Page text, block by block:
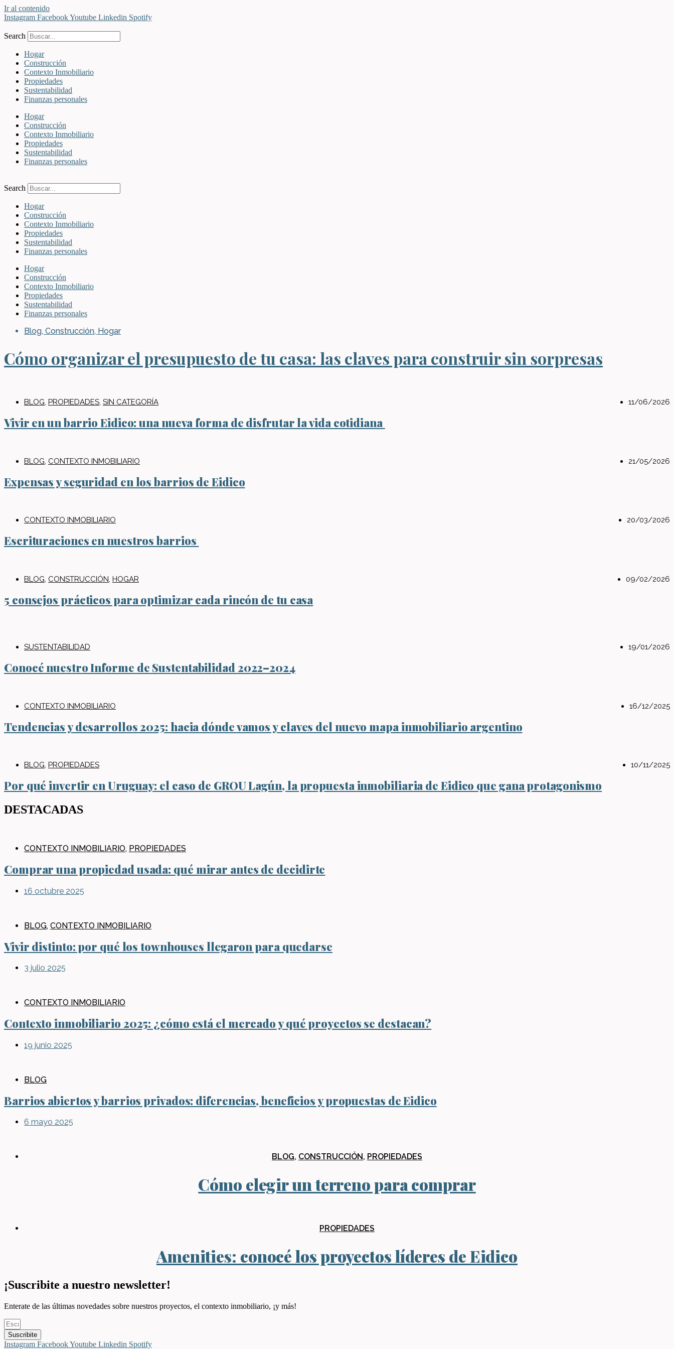
Ir al contenido
Instagram FacebookYoutube Linkedin Spotify
Search
Hogar
Construcción
Contexto Inmobiliario
Propiedades
Sustentabilidad
Finanzas personales
Hogar
Construcción
Contexto Inmobiliario
Propiedades
Sustentabilidad
Finanzas personales
Search
Hogar
Construcción
Contexto Inmobiliario
Propiedades
Sustentabilidad
Finanzas personales
Hogar
Construcción
Contexto Inmobiliario
Propiedades
Sustentabilidad
Finanzas personales
Blog, Construcción, Hogar
Cómo organizar el presupuesto de tu casa: las claves para construir sin sorpresas
BLOG, PROPIEDADES, SIN CATEGORÍA 11/06/2026
Vivir en un barrio Eidico: una nueva forma de disfrutar la vida cotidiana
BLOG CONTEXTO INMOBILIARIO 21/05/2026
Expensas y seguridad en los barrios de Eidico
CONTEXTO INMOBILIARIO 20/03/2026
Escrituraciones en nuestros barrios
BLOG CONSTRUCCIÓN HOGAR 09/02/2026
5 consejos prácticos para optimizar cada rincón de tu casa
SUSTENTABILIDAD 19/01/2026
Conocé nuestro Informe de Sustentabilidad 2022–2024
CONTEXTO INMOBILIARIO 16/12/2025
Tendencias y desarrollos 2025: hacia dónde vamos y claves del nuevo mapa inmobiliario argentino
BLOG, PROPIEDADES 10/11/2025
Por qué invertir en Uruguay: el caso de GROU Lagún, la propuesta inmobiliaria de Eidico que gana protagonismo
DESTACADAS
CONTEXTO INMOBILIARIO, PROPIEDADES
Comprar una propiedad usada: qué mirar antes de decidirte
16 octubre 2025
BLOG, CONTEXTO INMOBILIARIO
Vivir distinto: por qué los townhouses llegaron para quedarse
3 julio 2025
CONTEXTO INMOBILIARIO
Contexto inmobiliario 2025: ¿cómo está el mercado y qué proyectos se destacan?
19 junio 2025
BLOG
Barrios abiertos y barrios privados: diferencias, beneficios y propuestas de Eidico
6 mayo 2025
BLOG, CONSTRUCCIÓN , PROPIEDADES
Cómo elegir un terreno para comprar
PROPIEDADES
Amenities: conocé los proyectos líderes de Eidico
¡Suscribite a nuestro newsletter!
Enterate de las últimas novedades sobre nuestros proyectos, el contexto inmobiliario, ¡y más!
Suscribite
Instagram FacebookYoutube Linkedin Spotify